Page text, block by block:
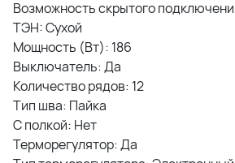
Возможность скрытого
ТЭН: Сухой
Мощность (Вт): 186
Выключатель: Да
Количество рядов: 12
Тип шва: Пайка
С полкой: Нет
Терморегулятор: Да